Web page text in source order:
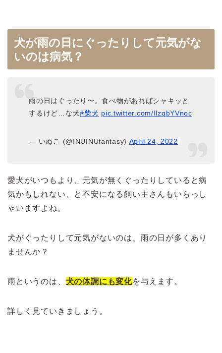
犬が雨の日にぐったりして元気がな
いのは病気？
雨の日はぐったり〜。食べ物があればシャキッと
するけど…な犬#柴犬 pic.twitter.com/IlzqbYVnoc
— いぬこ (@INUINUfantasy) April 24, 2022
愛犬がいつもより、元気が無くぐったりしていると病
気かもしれない、と不安になる飼い主さんもいらっし
ゃいますよね。
犬がぐったりして元気がないのは、雨の日が多くあり
ませんか？
雨というのは、 犬の体調にも変化を与えます。
詳しく見ていきましょう。